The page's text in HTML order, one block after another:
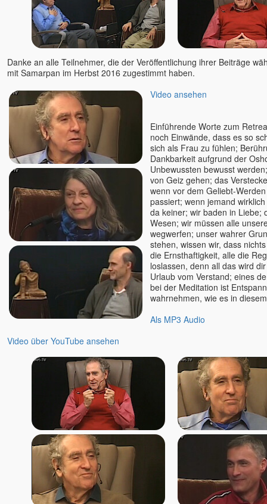
Danke an alle Teilnehmer, die der Veröffentlichung ihrer Beiträge
mit Samarpan im Herbst 2016 zugestimmt haben.
Video ansehen
Einführende Worte zum
noch Einwände, dass es so
sich als Frau zu fühlen;
Dankbarkeit aufgrund der
Unbewussten bewusst
von Geiz gehen; das
wenn vor dem Geliebt-
passiert; wenn jemand
da keiner; wir baden in Liebe;
Wesen; wir müssen alle
wegwerfen; unser wahrer
stehen, wissen wir, dass
die Ernsthaftigkeit, alle die
loslassen, denn all das wird
Urlaub vom Verstand; eines
bei der Meditation ist
wahrnehmen, wie es in
Als MP3 Audio
Video über YouTube ansehen